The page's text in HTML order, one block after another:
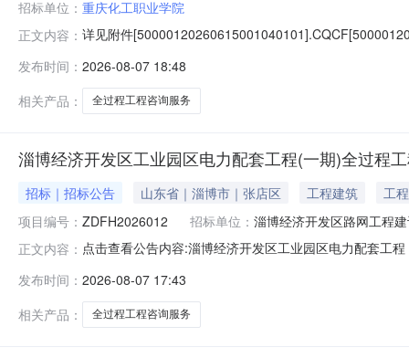
招标单位： 重庆化工职业学院
正文内容： 详见附件
发布时间： 2026-08-07 18:48
相关产品：
全过程工程咨询服务
淄博经济开发区工业园区电力配套工程(一期)全过程
招标｜招标公告 山东省｜淄博市｜张店区 工程建筑
工程
项目编号： ZDFH2026012 招标单位： 淄博经济开发区路网工程
正文内容： 点击查看公告内容:淄博经济开发区工业园区电力配套工
发布时间： 2026-08-07 17:43
相关产品：
全过程工程咨询服务